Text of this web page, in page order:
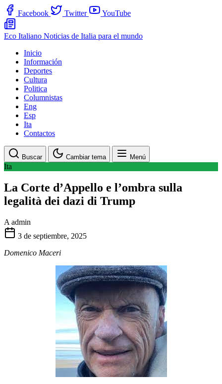
Facebook Twitter YouTube
Eco Italiano Noticias de Italia para el mundo
Inicio
Información
Deportes
Cultura
Politica
Columnistas
Eng
Esp
Ita
Contactos
Buscar Cambiar tema Menú
Ita
La Corte d’Appello e l’ombra sulla
legalità dei dazi di Trump
A admin
3 de septiembre, 2025
Domenico Maceri